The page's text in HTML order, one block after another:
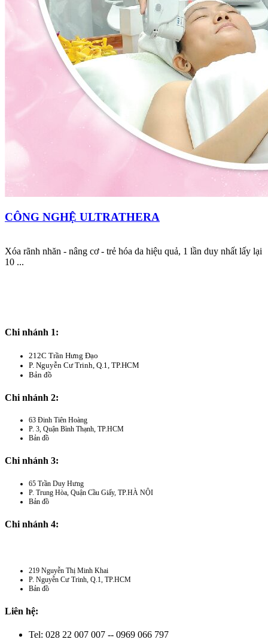
CÔNG NGHỆ ULTRATHERA
Xóa rãnh nhăn - nâng cơ - trẻ hóa da hiệu quả, 1 lần duy nhất lấy lại
10 ...
Chi nhánh 1:
212C Trần Hưng Đạo
P. Nguyễn Cư Trinh, Q.1, TP.HCM
Bản đồ
Chi nhánh 2:
63 Đinh Tiên Hoàng
P. 3, Quận Bình Thạnh, TP.HCM
Bản đồ
Chi nhánh 3:
65 Trần Duy Hưng
P. Trung Hòa, Quận Cầu Giấy, TP.HÀ NỘI
Bản đồ
Chi nhánh 4:
219 Nguyễn Thị Minh Khai
P. Nguyễn Cư Trinh, Q.1, TP.HCM
Bản đồ
Liên hệ:
Tel: 028 22 007 007 -- 0969 066 797